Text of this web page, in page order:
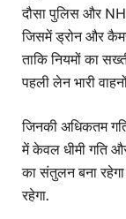
दौसा पुलिस और
जिसमें ड्रोन और
ताकि नियमों का
पहली लेन भारी
जिनकी अधिकतम
में केवल धीमी गति
का संतुलन बना
रहेगा.